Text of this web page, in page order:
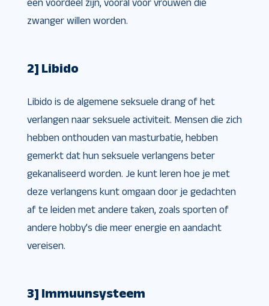
een voordeel zijn, vooral voor vrouwen die
zwanger willen worden.
2] Libido
Libido is de algemene seksuele drang of het
verlangen naar seksuele activiteit. Mensen die zich
hebben onthouden van masturbatie, hebben
gemerkt dat hun seksuele verlangens beter
gekanaliseerd worden. Je kunt leren hoe je met
deze verlangens kunt omgaan door je gedachten
af ​​te leiden met andere taken, zoals sporten of
andere hobby’s die meer energie en aandacht
vereisen.
3] Immuunsysteem